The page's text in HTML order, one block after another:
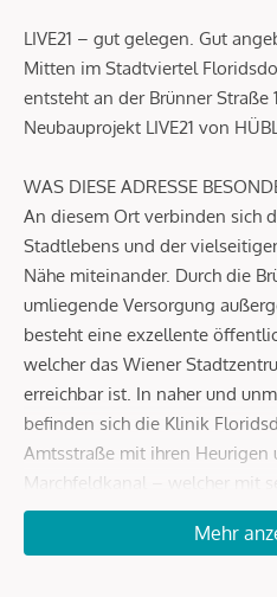
LIVE21 – gut gelegen. Gut
Mitten im Stadtviertel
entsteht an der Brünner Straße
Neubauprojekt LIVE21 von
WAS DIESE ADRESSE
An diesem Ort verbinden sich
Stadtlebens und der
Nähe miteinander. Durch die
umliegende Versorgung
besteht eine exzellente
welcher das Wiener
erreichbar ist. In naher und
befinden sich die Klinik
Amtsstraße mit ihren Heurigen
Marchfeldkanal – welcher mit
Gerasdorfer Badeteich vorbei
führt. Das Erholungsgebiet
Mehr